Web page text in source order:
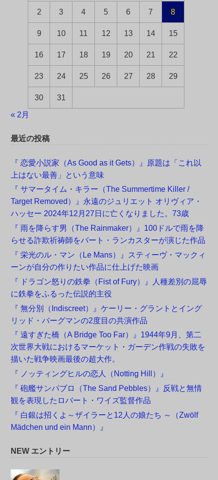
2 3 4 5 6 7 8
9 10 11 12 13 14 15
16 17 18 19 20 21 22
23 24 25 26 27 28 29
30 31
« 2月
最近の投稿
『 恋愛小説家（As Good as it Gets）』原題は「これ以
上はない最善」という意味
『 サマータイム・キラー（The Summertime Killer /
Target Removed）』永遠のジュリエット オリヴィア・
ハッセー 2024年12月27日に亡くなりました。73歳
『 雨を降らす男（The Rainmaker）』100ドルで雨を降
らせる詐欺祈祷師をバート・ランカスターが演じた作品
『 栄光のル・マン（Le Mans）』スティーヴ・マックィ
ーンが自分の作りたい作品に仕上げた映画
『 ドラゴン怒りの鉄拳（Fist of Fury）』人種差別の屈辱
に鉄拳をふるった伝説的主役
『 無分別（Indiscreet）』ケーリー・グラントとイング
リッド・バーグマンの2度目の共演作品
『 遠すぎた橋（A Bridge Too Far）』1944年9月、第二
次世界大戦におけるマーケット・ガーデン作戦の失敗を
描いた戦争映画最後の超大作。
『 ノッティングヒルの恋人（Notting Hill）』
『 砲艦サンパブロ（The Sand Pebbles）』反戦と無情
観を表現したロバート・ワイズ監督作品
『 白銀は招くよ～ザイラーと12人の娘たち ～（Zwölf
Mädchen und ein Mann）』
NEW エントリー